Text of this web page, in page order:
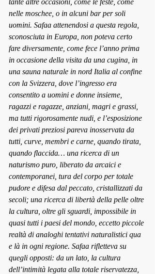
nelle moschee, o in alcuni bar per soli
uomini. Safaa attenendosi a questa regola,
sconosciuta in Europa, non poteva certo
fare diversamente, come fece l’anno prima
in occasione della visita da una cugina, in
una sauna naturale in nord Italia al confine
con la Svizzera, dove l’ingresso era
consentito a uomini e donne insieme,
ragazzi e ragazze, anziani, magri e grassi,
ma tutti rigorosamente nudi, e l’esposizione
dei privati preziosi pareva inosservata da
tutti, curve, membri e carne, quando tirata,
quando flaccida… una ricerca di un
naturismo puro, liberato da arcaici e
contemporanei, tura del corpo per totale
pudore e difesa dal peccato, cristallizzati da
secoli; una ricerca di libertà della pelle oltre
la cultura, oltre gli sguardi, impossibile in
quasi tutti i paesi del mondo, eccetto piccole
realtà di analoghi tentativi naturalistici qua
e là in ogni regione. Safaa rifletteva su
quegli opposti: da un lato, la cultura
dell’intimità legata alla totale riservatezza,